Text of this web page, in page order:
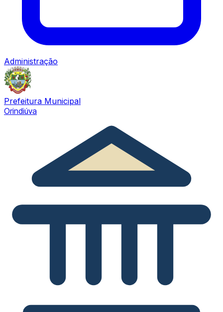
Administração
Prefeitura Municipal
Orindiúva